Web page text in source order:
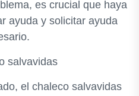
es crucial que haya
ayuda y solicitar ayuda
salvavidas
el chaleco salvavidas